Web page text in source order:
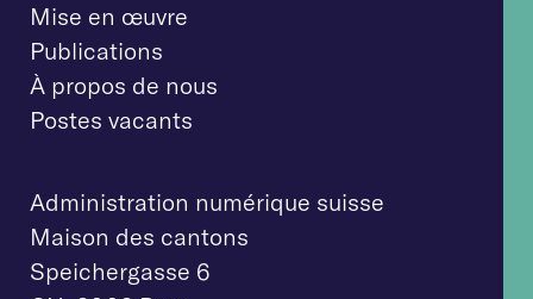
Mise en œuvre
Publications
À propos de nous
Postes vacants
Administration numérique suisse
Maison des cantons
Speichergasse 6